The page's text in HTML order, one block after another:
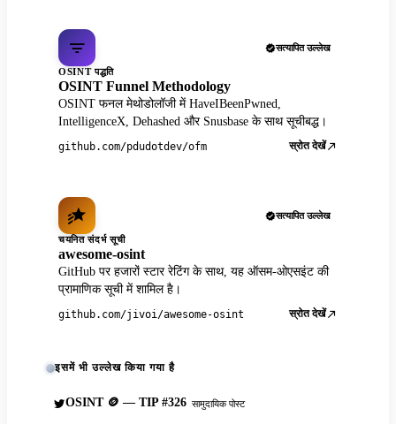
सत्यापित उल्लेख
OSINT पद्धति
OSINT Funnel Methodology
OSINT फनल मेथोडोलॉजी में HaveIBeenPwned,
IntelligenceX, Dehashed और Snusbase के साथ सूचीबद्ध।
github.com/pdudotdev/ofm स्रोत देखें
सत्यापित उल्लेख
चयनित संदर्भ सूची
awesome-osint
GitHub पर हजारों स्टार रेटिंग के साथ, यह ऑसम-ओएसइंट की
प्रामाणिक सूची में शामिल है।
github.com/jivoi/awesome-osint स्रोत देखें
इसमें भी उल्लेख किया गया है
OSINT 🪙 — TIP #326 सामुदायिक पोस्ट